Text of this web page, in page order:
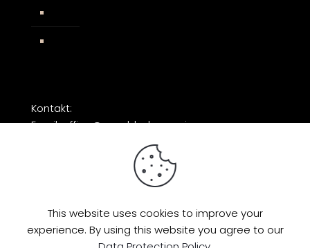
Kontakt:
Email: office@razorblade-music.com
© 2026 by Razorblade Music | All Rights
This website uses cookies to improve your
experience. By using this website you agree to our